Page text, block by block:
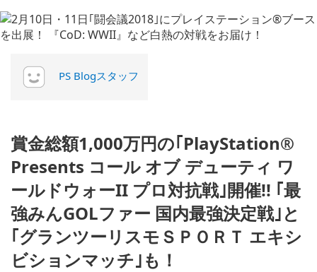
PS Blogスタッフ
賞金総額1,000万円の｢PlayStation®
Presents コール オブ デューティ ワ
ールドウォーII プロ対抗戦｣開催!! ｢最
強みんGOLファー 国内最強決定戦｣と
｢グランツーリスモＳＰＯＲＴ エキシ
ビションマッチ｣も！